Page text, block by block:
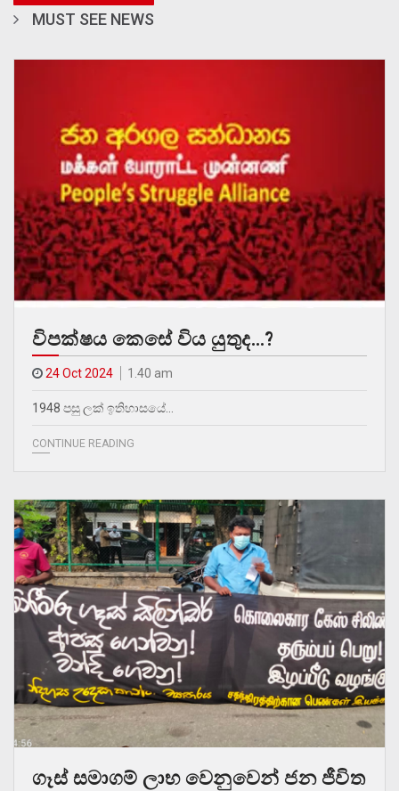
MUST SEE NEWS
විපක්ෂය කෙසේ විය යුතුද…?
24 Oct 2024 1.40 am
1948 පසු ලක් ඉතිහාසයේ…
CONTINUE READING
ගෑස් සමාගම් ලාභ වෙනුවෙන් ජන ජීවිත